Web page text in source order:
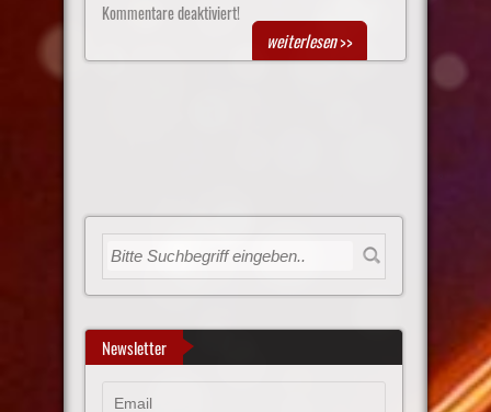
Kommentare deaktiviert!
weiterlesen>>
Newsletter